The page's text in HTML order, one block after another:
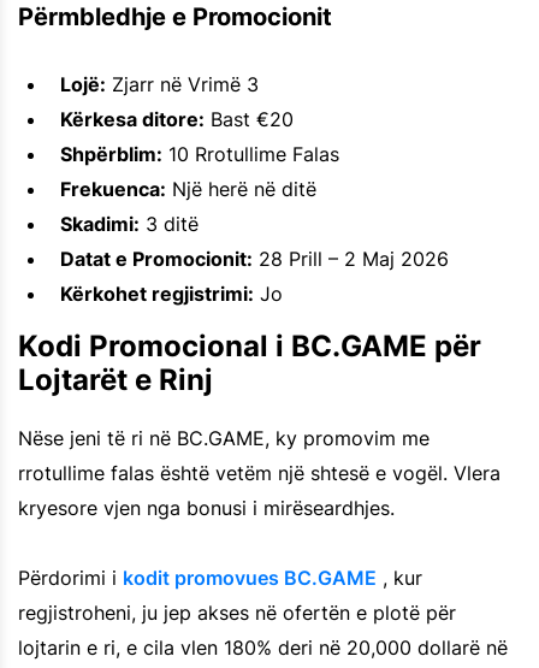
Përmbledhje e Promocionit
Lojë: Zjarr në Vrimë 3
Kërkesa ditore: Bast €20
Shpërblim: 10 Rrotullime Falas
Frekuenca: Një herë në ditë
Skadimi: 3 ditë
Datat e Promocionit: 28 Prill – 2 Maj 2026
Kërkohet regjistrimi: Jo
Kodi Promocional i BC.GAME për
Lojtarët e Rinj
Nëse jeni të ri në BC.GAME, ky promovim me
rrotullime falas është vetëm një shtesë e vogël. Vlera
kryesore vjen nga bonusi i mirëseardhjes.
Përdorimi i kodit promovues BC.GAME , kur
regjistroheni, ju jep akses në ofertën e plotë për
lojtarin e ri, e cila vlen 180% deri në 20,000 dollarë në